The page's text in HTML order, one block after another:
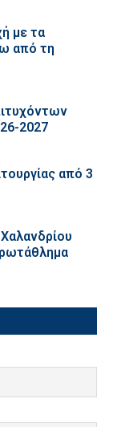
με τα
από τη
2027
από 3